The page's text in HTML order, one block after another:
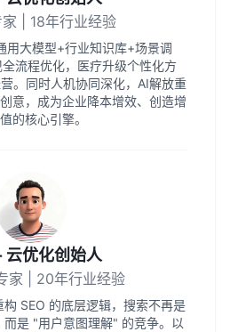
| 18年行业经验
用大模型+行业知识库+场景调
流程优化，医疗升级个性化方
。同时人机协同深化，AI解放重
意，成为企业降本增效、创造增
的核心引擎。
云优化创始人
家 | 20年行业经验
SEO 的底层逻辑，搜索不再是
是 "用户意图理解" 的竞争。以